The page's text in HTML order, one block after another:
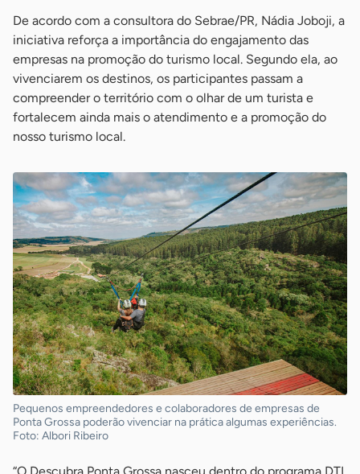
De acordo com a consultora do Sebrae/PR, Nádia Joboji, a
iniciativa reforça a importância do engajamento das
empresas na promoção do turismo local. Segundo ela, ao
vivenciarem os destinos, os participantes passam a
compreender o território com o olhar de um turista e
fortalecem ainda mais o atendimento e a promoção do
nosso turismo local.
Pequenos empreendedores e colaboradores de empresas de
Ponta Grossa poderão vivenciar na prática algumas experiências.
Foto: Albori Ribeiro